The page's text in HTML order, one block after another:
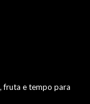
fruta e tempo para